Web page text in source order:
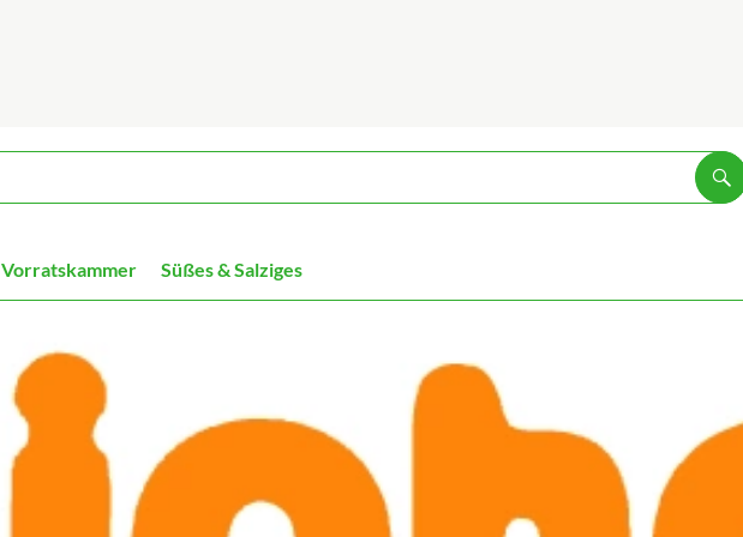
Vorratskammer Süßes & Salziges